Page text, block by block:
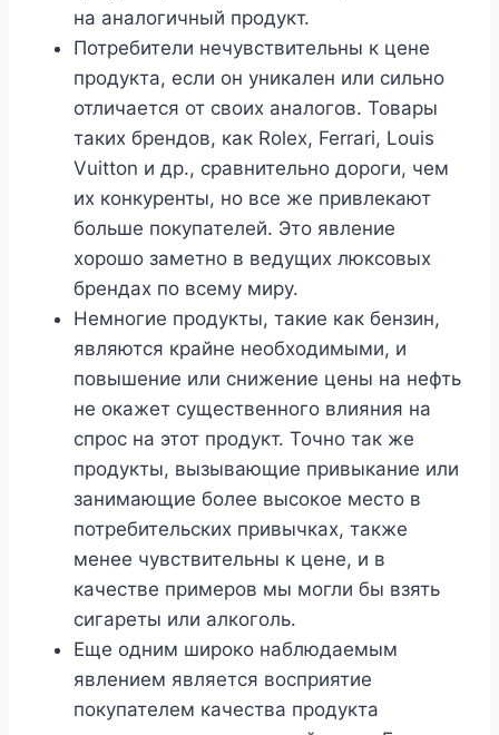
на аналогичный продукт.
Потребители нечувствительны к цене
продукта, если он уникален или сильно
отличается от своих аналогов. Товары
таких брендов, как Rolex, Ferrari, Louis
Vuitton и др., сравнительно дороги, чем
их конкуренты, но все же привлекают
больше покупателей. Это явление
хорошо заметно в ведущих люксовых
брендах по всему миру.
Немногие продукты, такие как бензин,
являются крайне необходимыми, и
повышение или снижение цены на нефть
не окажет существенного влияния на
спрос на этот продукт. Точно так же
продукты, вызывающие привыкание или
занимающие более высокое место в
потребительских привычках, также
менее чувствительны к цене, и в
качестве примеров мы могли бы взять
сигареты или алкоголь.
Еще одним широко наблюдаемым
явлением является восприятие
покупателем качества продукта